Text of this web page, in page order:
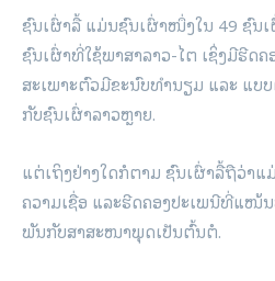
ຊົນເຜົ່າລື້ ແມ່ນຊົນເຜົ່າໜຶ່ງໃນ 49 ຊົນ
ຊົນເຜົ່າທີ່ໃຊ້ພາສາລາວ-ໄຕ ເຊິ່ງມີຮີດ
ສະເພາະຕົວມີຂະນົບທໍານຽມ ແລະ ແບ
ກັບຊົນເຜົ່າລາວຫຼາຍ.
ແຕ່ເຖິງຢ່າງໃດກໍຕາມ ຊົນເຜົ່າລື້ຖືວ່າ
ຄວາມເຊື່ອ ແລະຮີດຄອງປະເພນີທີ່ແ
ພັນກັບສາສະໜາພຸດເປັນຕົ້ນຕໍ.